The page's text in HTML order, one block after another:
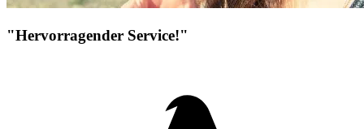
"Hervorragender Service!"